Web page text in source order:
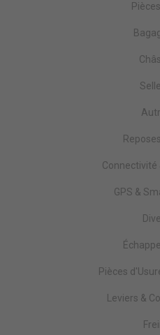
Connectivité
GPS &
Pièces
Leviers &